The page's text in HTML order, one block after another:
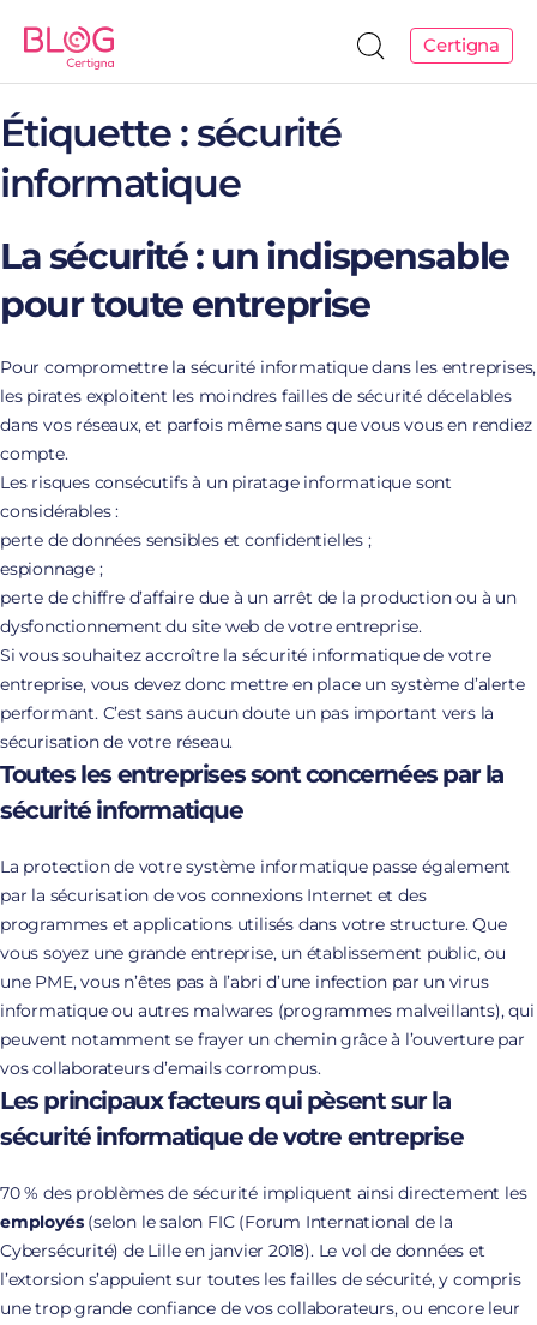
Certigna
Étiquette :sécurité
informatique
La sécurité : un indispensable
pour toute entreprise
Pour compromettre la sécurité informatique dans les entreprises,
les pirates exploitent les moindres failles de sécurité décelables
dans vos réseaux, et parfois même sans que vous vous en rendiez
compte.
Les risques consécutifs à un piratage informatique sont
considérables :
perte de données sensibles et confidentielles ;
espionnage ;
perte de chiffre d’affaire due à un arrêt de la production ou à un
dysfonctionnement du site web de votre entreprise.
Si vous souhaitez accroître la sécurité informatique de votre
entreprise, vous devez donc mettre en place un système d’alerte
performant. C’est sans aucun doute un pas important vers la
sécurisation de votre réseau.
Toutes les entreprises sont concernées par la
sécurité informatique
La protection de votre système informatique passe également
par la sécurisation de vos connexions Internet et des
programmes et applications utilisés dans votre structure. Que
vous soyez une grande entreprise, un établissement public, ou
une PME, vous n’êtes pas à l’abri d’une infection par un virus
informatique ou autres malwares (programmes malveillants), qui
peuvent notamment se frayer un chemin grâce à l’ouverture par
vos collaborateurs d’emails corrompus.
Les principaux facteurs qui pèsent sur la
sécurité informatique de votre entreprise
70 % des problèmes de sécurité impliquent ainsi directement les
employés(selon le salon FIC (Forum International de la
Cybersécurité) de Lille en janvier 2018). Le vol de données et
l’extorsion s’appuient sur toutes les failles de sécurité, y compris
une trop grande confiance de vos collaborateurs, ou encore leur